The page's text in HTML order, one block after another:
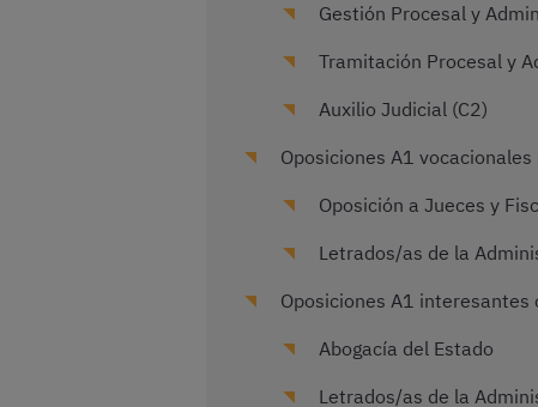
Gestión Procesal y
Tramitación Procesal y
Auxilio Judicial (C2)
Oposiciones A1
Oposición a Jueces y
Letrados/as de la
Oposiciones A1 interesantes
Abogacía del Estado
Letrados/as de la